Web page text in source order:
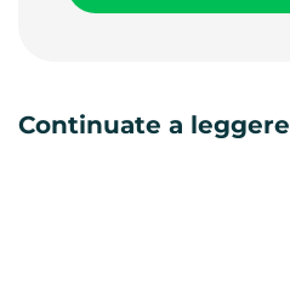
Continuate a leggere